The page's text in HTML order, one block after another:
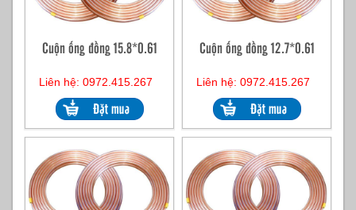
Cuộn ống đồng 15.8*0.61
Liên hệ: 0972.415.267
Cuộn ống đồng 12.7*0.61
Liên hệ: 0972.415.267